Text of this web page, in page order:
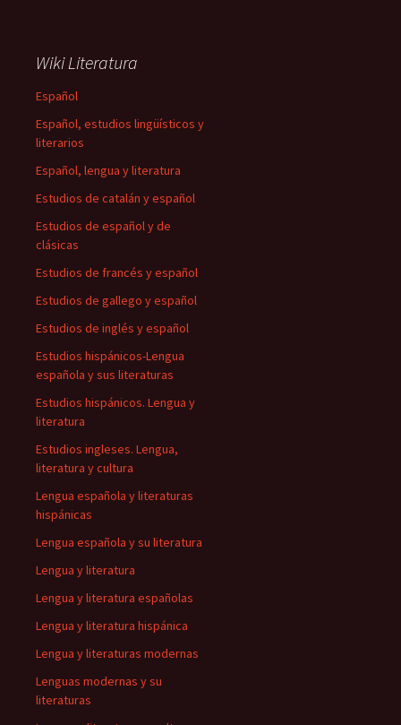
Wiki Literatura
Español
Español, estudios lingüísticos y
literarios
Español, lengua y literatura
Estudios de catalán y español
Estudios de español y de
clásicas
Estudios de francés y español
Estudios de gallego y español
Estudios de inglés y español
Estudios hispánicos-Lengua
española y sus literaturas
Estudios hispánicos. Lengua y
literatura
Estudios ingleses. Lengua,
literatura y cultura
Lengua española y literaturas
hispánicas
Lengua española y su literatura
Lengua y literatura
Lengua y literatura españolas
Lengua y literatura hispánica
Lengua y literaturas modernas
Lenguas modernas y su
literaturas